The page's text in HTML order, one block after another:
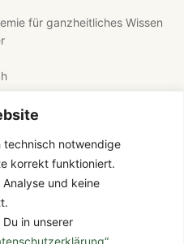
technisch notwendige
korrekt funktioniert.
und keine
in unserer
für ganzheitliches Wissen